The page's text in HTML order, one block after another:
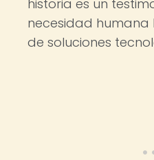
historia es un
necesidad humana
de soluciones